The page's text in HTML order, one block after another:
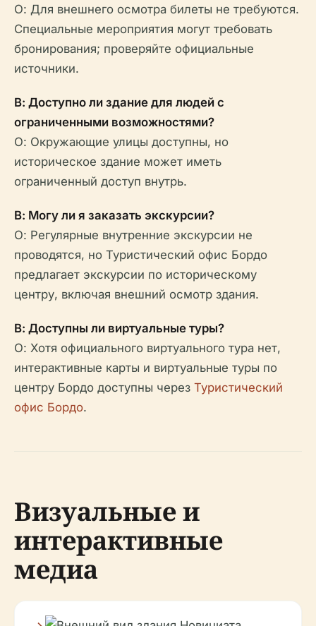
О: Для внешнего осмотра билеты не требуются.
Специальные мероприятия могут требовать
бронирования; проверяйте официальные
источники.
В: Доступно ли здание для людей с
ограниченными возможностями?
О: Окружающие улицы доступны, но
историческое здание может иметь
ограниченный доступ внутрь.
В: Могу ли я заказать экскурсии?
О: Регулярные внутренние экскурсии не
проводятся, но Туристический офис Бордо
предлагает экскурсии по историческому
центру, включая внешний осмотр здания.
В: Доступны ли виртуальные туры?
О: Хотя официального виртуального тура нет,
интерактивные карты и виртуальные туры по
центру Бордо доступны через Туристический
офис Бордо.
Визуальные и
интерактивные
медиа